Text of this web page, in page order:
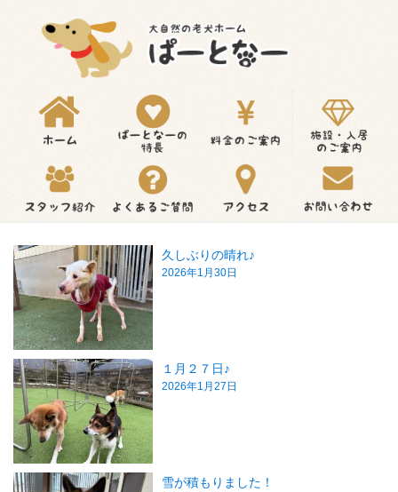
久しぶりの晴れ♪
2026年1月30日
１月２７日♪
2026年1月27日
雪が積もりました！